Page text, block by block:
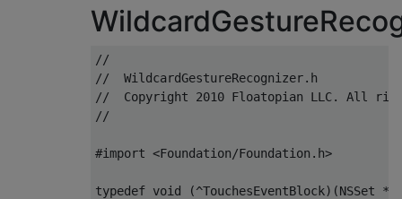
//
//  WildcardGestureRecognizer.h
//  Copyright 2010 Floatopian LLC. All
//
#import <Foundation/Foundation.h>
typedef void (^TouchesEventBlock)(NSSet *